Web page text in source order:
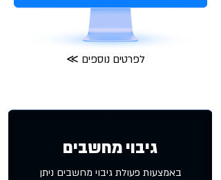
≪ לפרטים נוספים
גיבוי מחשבים
באמצעות פעולת גיבוי מחשבים ניתן